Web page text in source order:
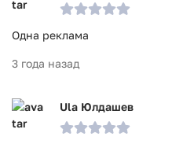
Одна реклама
3 года назад
Ula Юлдашев